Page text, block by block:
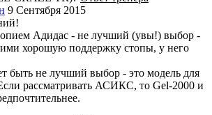
9 Сентября 2015
Адидас - не лучший (увы!) выбор -
хорошую поддержку стопы, у него
быть не лучший выбор - это модель для
рассматривать АСИКС, то Gel-2000 и